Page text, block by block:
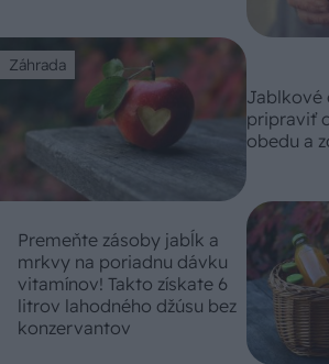
Záhrada
Jablkové
pripraviť
obedu a
Premeňte zásoby jabĺk a
mrkvy na poriadnu dávku
vitamínov! Takto získate 6
litrov lahodného džúsu bez
konzervantov